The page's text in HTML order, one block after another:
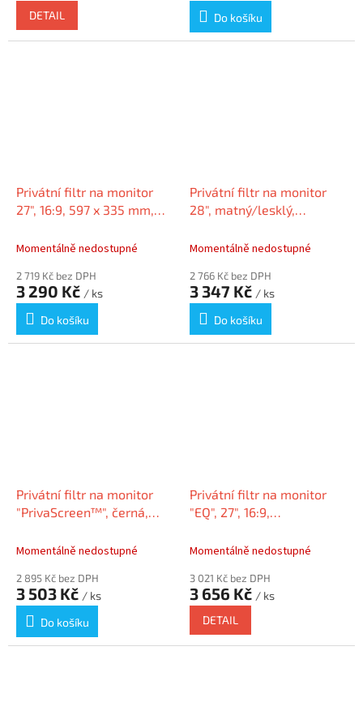
DETAIL
Do košíku
Privátní filtr na monitor
27", 16:9, 597 x 335 mm,
Momentálně nedostupné
2 719 Kč bez DPH
3 290 Kč / ks
Do košíku
Privátní filtr na monitor
28", matný/lesklý,
628906
Momentálně nedostupné
2 766 Kč bez DPH
3 347 Kč / ks
Do košíku
Privátní filtr na monitor
"PrivaScreen™", černá,
FELLOWES
Momentálně nedostupné
2 895 Kč bez DPH
3 503 Kč / ks
Do košíku
Privátní filtr na monitor
"EQ", 27", 16:9,
KENSINGTON EQ270A169E
Momentálně nedostupné
3 021 Kč bez DPH
3 656 Kč / ks
DETAIL